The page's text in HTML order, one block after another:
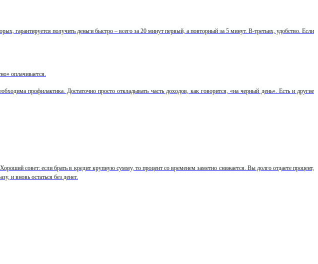
гарантируется получить деньги быстро – всего за 20 минут первый, а повторный за 5 минут. В-третьих, удобство. Если
оплачивается.
профилактика. Достаточно просто откладывать часть доходов, как говорится, «на черный день». Есть и другие
совет: если брать в кредит крупную сумму, то процент со временем заметно снижается. Вы долго отдаете процент,
и вновь остаться без денег.